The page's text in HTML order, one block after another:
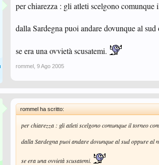
per chiarezza : gli atleti scelgono comunque
dalla Sardegna puoi andare dovunque al
se era una ovvietà scusatemi.
rommel 9 Ago 2005
rommel ha scritto:
per chiarezza : gli atleti scelgono comunque il torneo
dalla Sardegna puoi andare dovunque al sud oppure al
se era una ovvietà scusatemi.